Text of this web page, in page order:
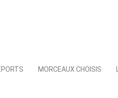
MORCEAUX CHOISIS